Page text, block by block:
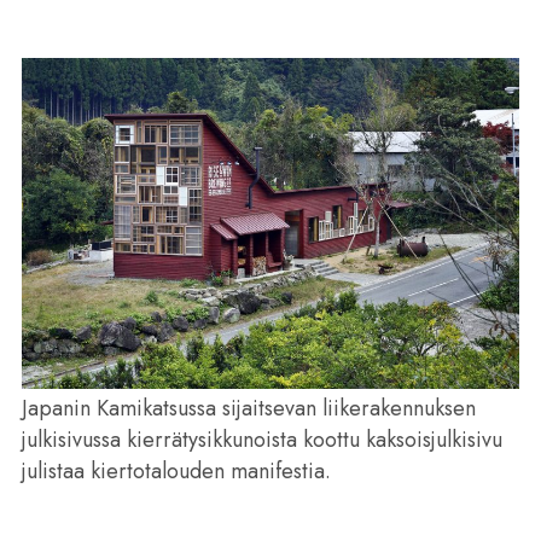
Japanin Kamikatsussa sijaitsevan liikerakennuksen
julkisivussa kierrätysikkunoista koottu kaksoisjulkisivu
julistaa kiertotalouden manifestia.